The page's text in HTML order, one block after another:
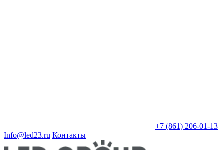
+7 (861) 206-01-13
Info@led23.ru Контакты